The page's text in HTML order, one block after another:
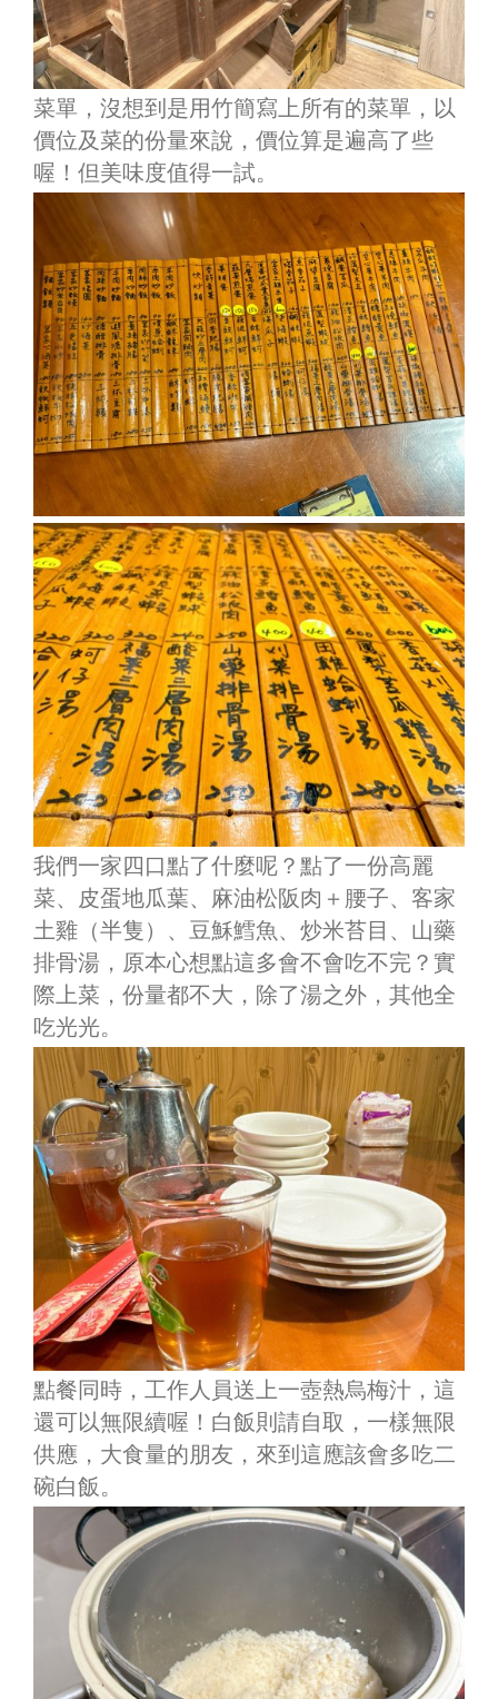
菜單，沒想到是用竹簡寫上所有的菜單，以
價位及菜的份量來說，價位算是遍高了些
喔！但美味度值得一試。
我們一家四口點了什麼呢？點了一份高麗
菜、皮蛋地瓜葉、麻油松阪肉＋腰子、客家
土雞（半隻）、豆穌鱈魚、炒米苔目、山藥
排骨湯，原本心想點這多會不會吃不完？實
際上菜，份量都不大，除了湯之外，其他全
吃光光。
點餐同時，工作人員送上一壺熱烏梅汁，這
還可以無限續喔！白飯則請自取，一樣無限
供應，大食量的朋友，來到這應該會多吃二
碗白飯。